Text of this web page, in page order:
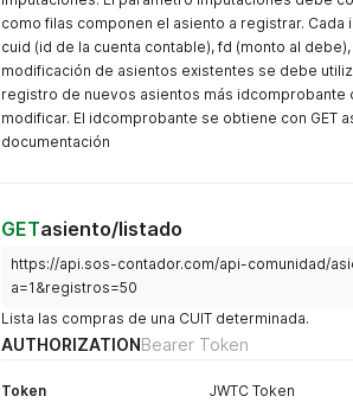
como filas componen el asiento a registrar.
cuid (id de la cuenta contable), fd (monto al
modificación de asientos existentes se debe
registro de nuevos asientos más idcomprobante
modificar. El idcomprobante se obtiene con GET
documentación
GETasiento/listado
https://api.sos-contador.com/api-comunidad/
a=1&registros=50
Lista las compras de una CUIT determinada.
AUTHORIZATIONBearer Token
Token JWTC Token